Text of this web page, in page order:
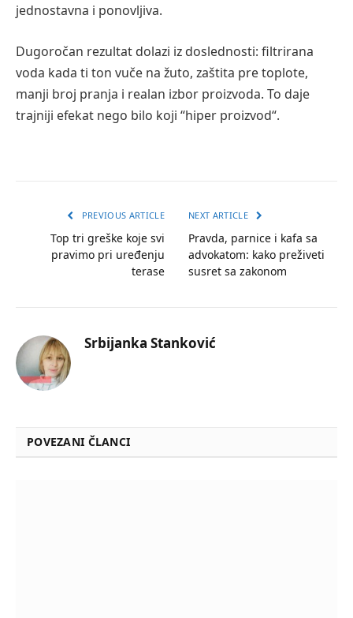
jednostavna i ponovljiva.
Dugoročan rezultat dolazi iz doslednosti: filtrirana
voda kada ti ton vuče na žuto, zaštita pre toplote,
manji broj pranja i realan izbor proizvoda. To daje
trajniji efekat nego bilo koji “hiper proizvod“.
PREVIOUS ARTICLE
Top tri greške koje svi
pravimo pri uređenju
terase
NEXT ARTICLE
Pravda, parnice i kafa sa
advokatom: kako preživeti
susret sa zakonom
Srbijanka Stanković
POVEZANI ČLANCI